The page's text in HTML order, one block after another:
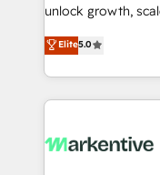
データ移行と活用
ンツとサイト構造を最適化。 🏆 な
か？ ✓ HubSpot
ード受賞・HUG
HubSpot大百科 出版 CRM・AI活用に関するご相談、
accreditations and
expertise. - A team of 250+ experts dedicated to
your resilient
unlock growth,
companies
customer platform
Loop Marketing
services, smart
results, fast. ⚙️CRM & RevOps: Align all Hubs to your
Elite5.0